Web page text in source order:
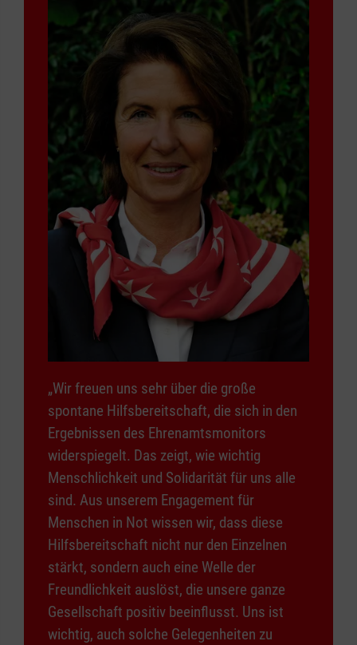
„Wir freuen uns sehr über die große
spontane Hilfsbereitschaft, die sich in den
Ergebnissen des Ehrenamtsmonitors
widerspiegelt. Das zeigt, wie wichtig
Menschlichkeit und Solidarität für uns alle
sind. Aus unserem Engagement für
Menschen in Not wissen wir, dass diese
Hilfsbereitschaft nicht nur den Einzelnen
stärkt, sondern auch eine Welle der
Freundlichkeit auslöst, die unsere ganze
Gesellschaft positiv beeinflusst. Uns ist
wichtig, auch solche Gelegenheiten zu